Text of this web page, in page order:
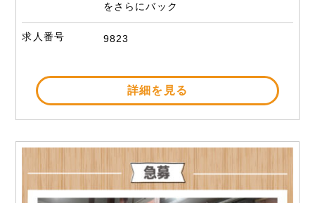
をさらにバック
求人番号 9823
詳細を見る